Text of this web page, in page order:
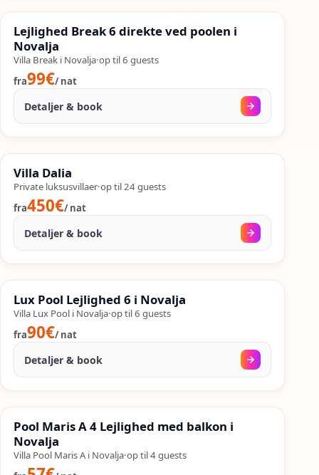
SALES
OP TIL −48%
Lejlighed Break 6 direkte ved poolen i
Novalja
Villa Break i Novalja·op til6 guests
fra99€/nat
Detaljer & book
SALES
OP TIL− 61%
08. sep.–25. sep.
Villa Dalia
Private luksusvillaer·op til24guests
fra450€/nat
Detaljer & book
SALES
OP TIL−58%
15. aug.–25. sep.
Lux Pool Lejlighed 6 i Novalja
Villa Lux Pool i Novalja·op til6 guests
fra90€/nat
Detaljer & book
SALES
OP TIL − 51%
27. aug.–25. sep.
Pool Maris A 4 Lejlighed med balkon i
Novalja
Villa Pool Maris A i Novalja·op til4guests